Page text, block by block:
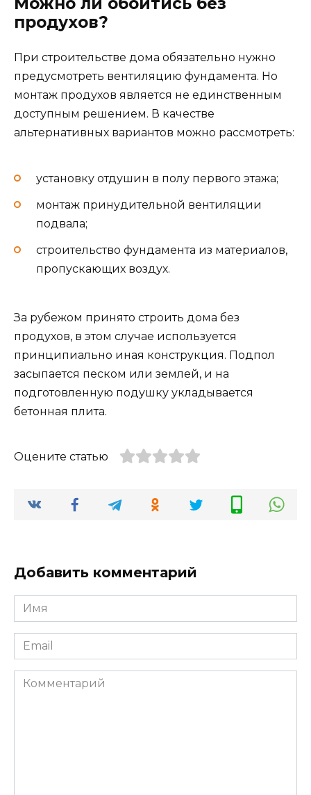
продухов?
При строительстве дома обязательно нужно
предусмотреть вентиляцию фундамента. Но
монтаж продухов является не единственным
доступным решением. В качестве
альтернативных вариантов можно рассмотреть:
установку отдушин в полу первого этажа;
монтаж принудительной вентиляции
подвала;
строительство фундамента из материалов,
пропускающих воздух.
За рубежом принято строить дома без
продухов, в этом случае используется
принципиально иная конструкция. Подпол
засыпается песком или землей, и на
подготовленную подушку укладывается
бетонная плита.
Оцените статью
Добавить комментарий
Имя
*
Email
*
Комментарий